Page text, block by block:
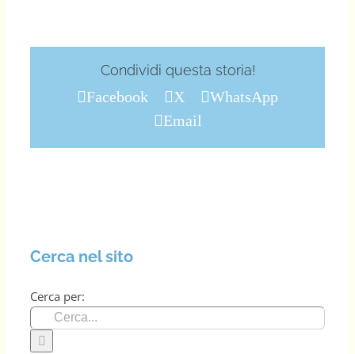
Condividi questa storia!
Facebook X
WhatsApp
Email
Cerca nel sito
Cerca per: